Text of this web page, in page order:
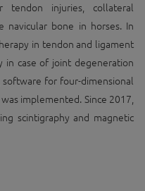
injuries, collateral
navicular bone in horses. In
in tendon and ligament
in case of joint degeneration
for four-dimensional
implemented. Since 2017,
scintigraphy and magnetic